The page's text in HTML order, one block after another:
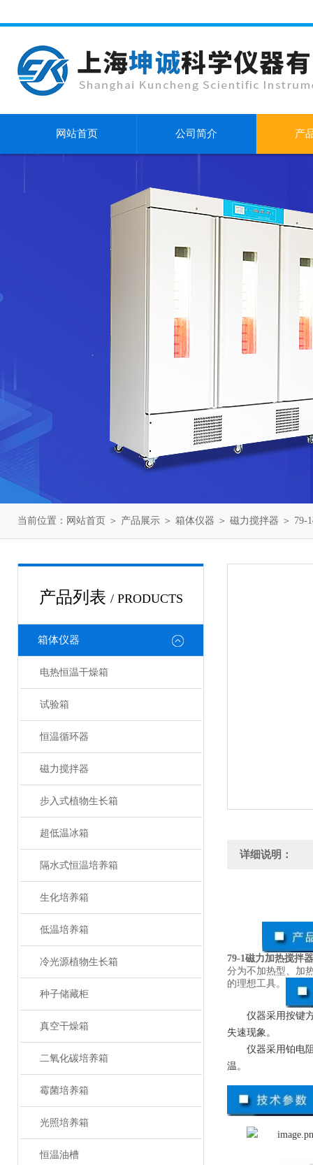
网站首页 公司简介 产
当前位置： 网站首页 ＞ 产品展示 ＞ 箱体仪器 ＞ 磁力搅拌器 ＞ 79-
产品列表 / PRODUCTS
箱体仪器
电热恒温干燥箱
试验箱
恒温循环器
磁力搅拌器
步入式植物生长箱
超低温冰箱
隔水式恒温培养箱
生化培养箱
低温培养箱
冷光源植物生长箱
种子储藏柜
真空干燥箱
二氧化碳培养箱
霉菌培养箱
光照培养箱
恒温油槽
详细说明：
79-1磁力加热搅拌器
分为不加热型、加
的理想工具。
仪器采用按键
失速现象。
仪器采用铂电
温。